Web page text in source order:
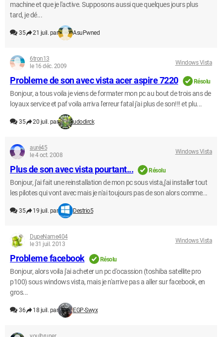
machine et que je l'active. Supposons aussi que quelques jours plus
tard, je dé...
35 21 juil. par AsuPwned
6tron13
le 16 déc. 2009
Windows Vista
Probleme de son avec vista acer aspire 7220 Résolu
Bonjour, a tous voila je viens de formater mon pc au bout de trois ans de
loyaux service et paf voila arriva l'erreur fatal j'ai plus de son!!! et plu...
35 20 juil. par udodirck
auré45
le 4 oct. 2008
Windows Vista
Plus de son avec vista pourtant... Résolu
Bonjour, j'ai fait une reinstallation de mon pc sous vista,j'ai installer tout
les pilotes qui vont avec mais je n'ai toujours pas de son alors comme...
35 19 juil. par Destrio5
DupeName404
le 31 juil. 2013
Windows Vista
Probleme facebook Résolu
Bonjour, alors voila j'ai acheter un pc d'ocassion (toshiba satellite pro
p100) sous windows vista, mais je n'arrive pas a aller sur facebook, en
gros...
36 18 juil. par EGP-Swyx